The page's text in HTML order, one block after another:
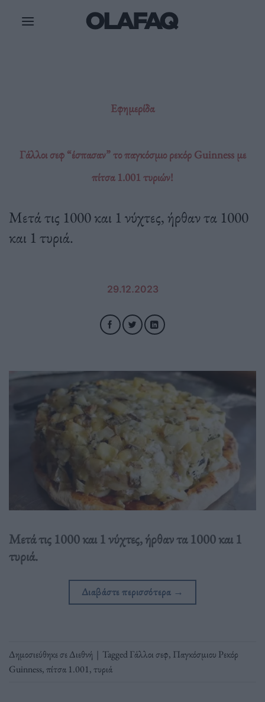
Εφημερίδα
Γάλλοι σεφ “έσπασαν” το παγκόσμιο ρεκόρ Guinness με
πίτσα 1.001 τυριών!
Μετά τις 1000 και 1 νύχτες, ήρθαν τα 1000
και 1 τυριά.
29.12.2023
Μετά τις 1000 και 1 νύχτες, ήρθαν τα 1000 και 1
τυριά.
Διαβάστε περισσότερα →
Δημοσιεύθηκε σεΔιεθνή | TaggedΓάλλοι σεφ, Παγκόσμιου Ρεκόρ
Guinness,πίτσα 1.001,τυριά